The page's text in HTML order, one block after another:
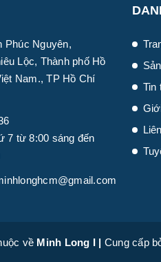
Phúc Nguyên,
Lộc, Thành phố Hồ
Nam., TP Hồ Chí
7 từ 8:00 sáng đến
Tin
về Minh Long I | Cung cấp